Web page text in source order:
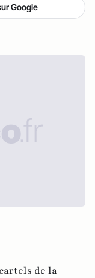
Google
cartels de la